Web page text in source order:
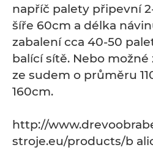
napříč palety připevní
šíře 60cm a délka
zabalení cca 40-50
balící sítě. Nebo
ze sudem o průměru
160cm.
http://
stroje.eu/products/b